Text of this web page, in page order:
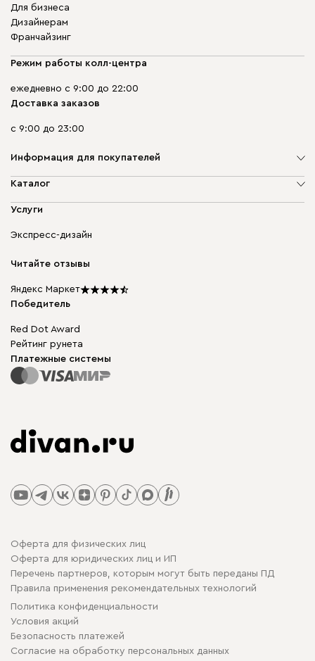
Для бизнеса
Дизайнерам
Франчайзинг
Режим работы колл-центра
ежедневно с 9:00 до 22:00
Доставка заказов
с 9:00 до 23:00
Информация для покупателей
О компании
Доставка и оплата
диван.клуб
Карьера
Подарочные сертификаты
Мы в прессе
Каталог
Мягкая мебель
Бескаркасная мебель
Столы и стулья
Услуги
Экспресс-дизайн
Читайте отзывы
Яндекс Маркет
Победитель
Red Dot Award
Рейтинг рунета
Платежные системы
Оферта для физических лиц
Оферта для юридических лиц и ИП
Перечень партнеров, которым могут быть переданы ПД
Правила применения рекомендательных технологий
Политика конфиденциальности
Условия акций
Безопасность платежей
Cогласие на обработку персональных данных